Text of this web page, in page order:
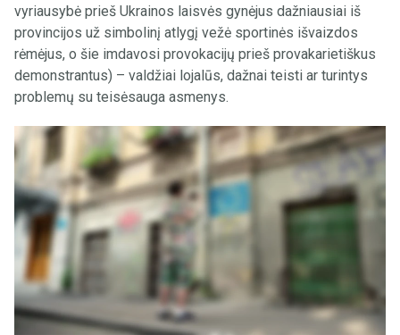
vyriausybė prieš Ukrainos laisvės gynėjus dažniausiai iš
provincijos už simbolinį atlygį vežė sportinės išvaizdos
rėmėjus, o šie imdavosi provokacijų prieš provakarietiškus
demonstrantus) – valdžiai lojalūs, dažnai teisti ar turintys
problemų su teisėsauga asmenys.